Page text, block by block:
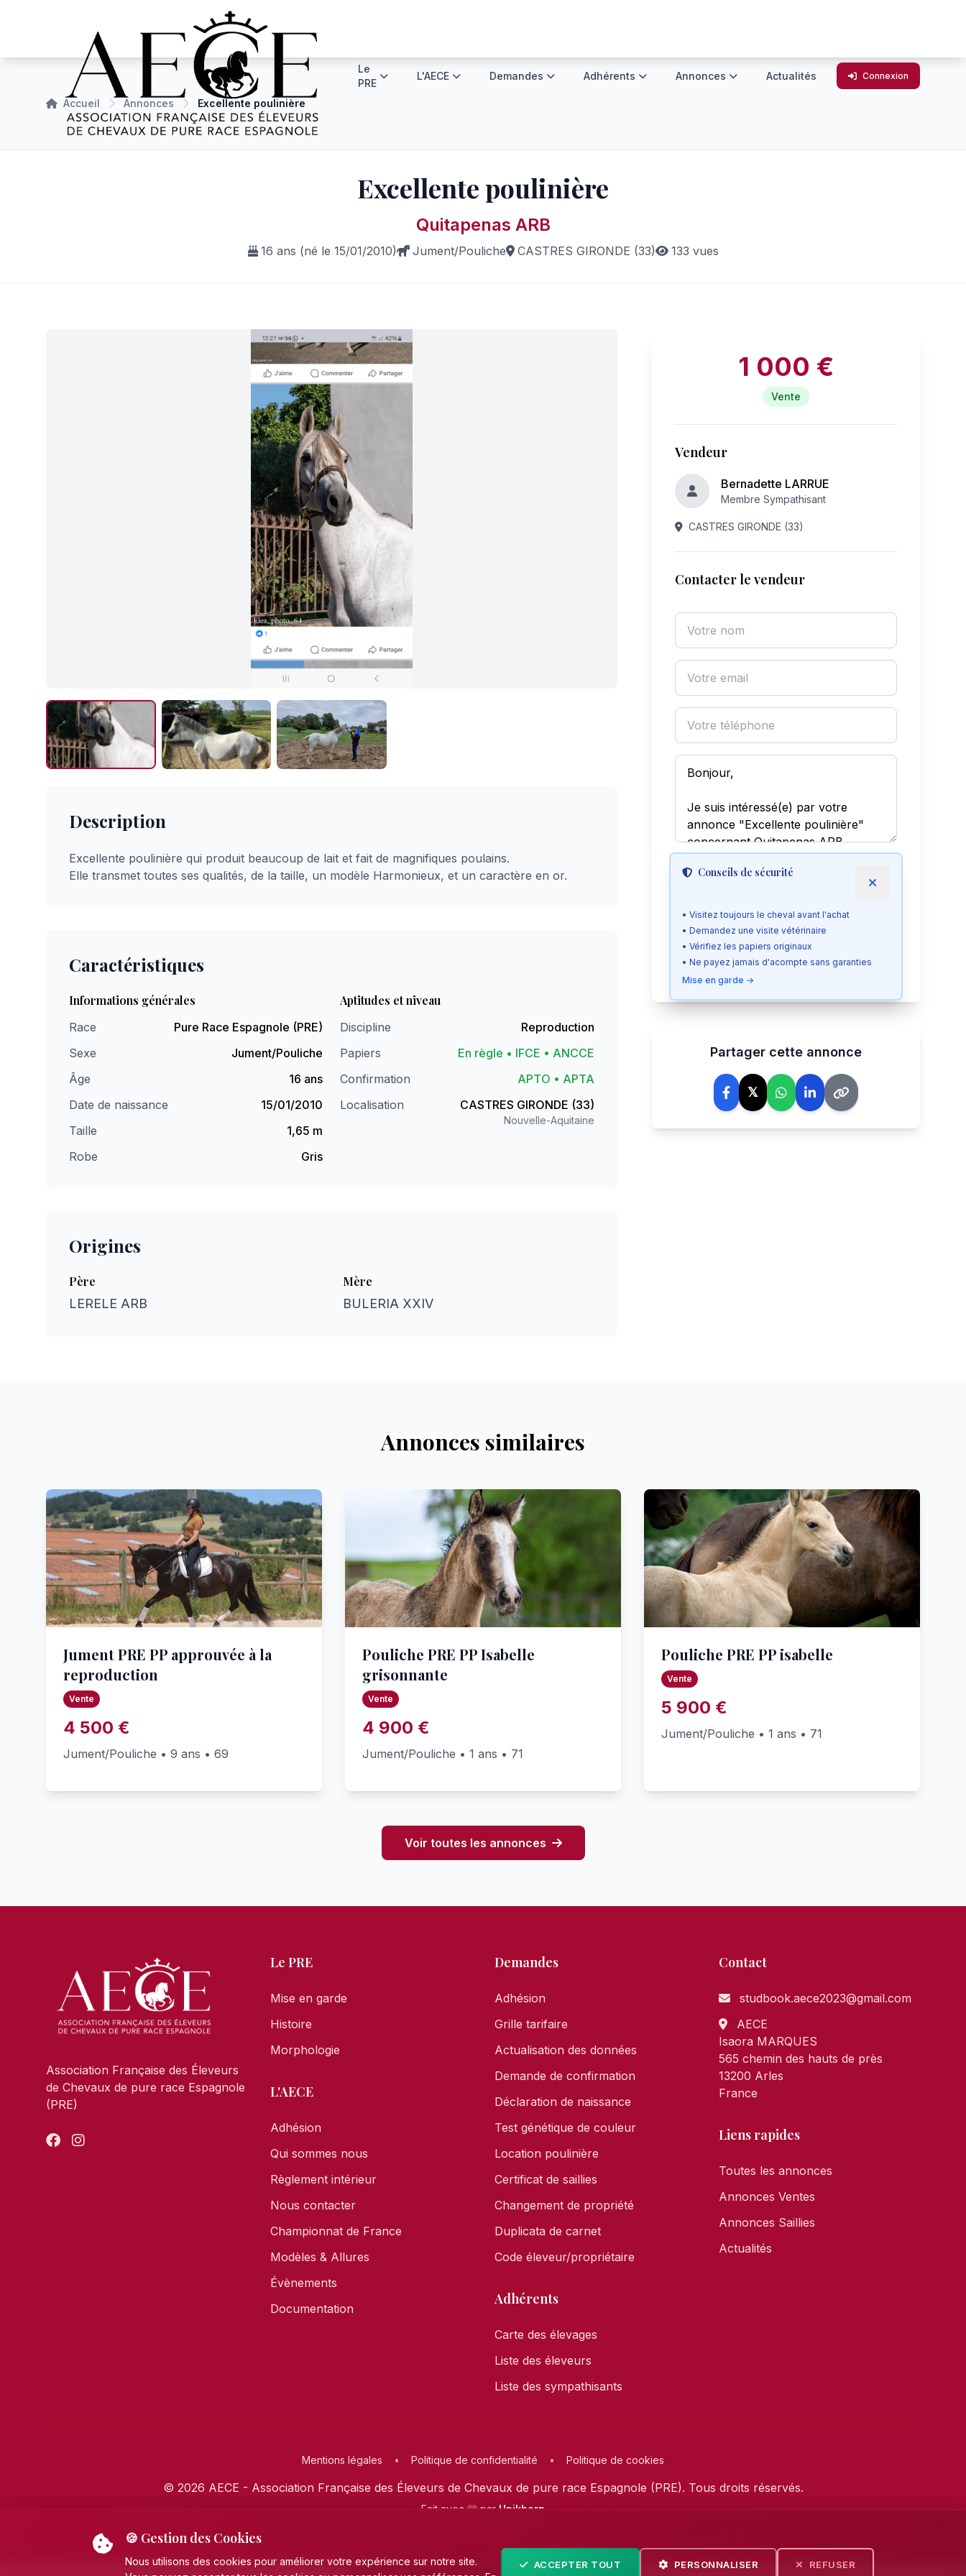
Le
PRE
L'AECE Demandes Adhérents Annonces Actualités Connexion
Accueil Annonces Excellente poulinière
Excellente poulinière
Quitapenas ARB
16 ans (né le 15/01/2010) Jument/Pouliche CASTRES GIRONDE (33) 133 vues
Description
Excellente poulinière qui produit beaucoup de lait et fait de magnifiques poulains.
Elle transmet toutes ses qualités, de la taille, un modèle Harmonieux, et un caractère en or.
Caractéristiques
Informations générales
Race
Pure Race Espagnole (PRE)
Sexe
Jument/Pouliche
Âge
16 ans
Date de naissance
15/01/2010
Taille
1,65 m
Robe
Gris
Aptitudes et niveau
Discipline
Reproduction
Papiers
En règle • IFCE • ANCCE
Confirmation
APTO • APTA
Localisation
CASTRES GIRONDE (33)
Nouvelle-Aquitaine
Origines
Père
LERELE ARB
Mère
BULERIA XXIV
1 000 €
Vente
Vendeur
Bernadette LARRUE
Membre Sympathisant
CASTRES GIRONDE (33)
Contacter le vendeur
Envoyer le message
Conseils de sécurité
• Visitez toujours le cheval avant l'achat
• Demandez une visite vétérinaire
• Vérifiez les papiers originaux
• Ne payez jamais d'acompte sans garanties
Mise en garde →
Voir le téléphone
Signaler cette annonce
Partager cette annonce
𝕏
Annonces similaires
Jument PRE PP approuvée à la
reproduction
Vente
4 500 €
Jument/Pouliche • 9 ans • 69
Pouliche PRE PP Isabelle
grisonnante
Vente
4 900 €
Jument/Pouliche • 1 ans • 71
Pouliche PRE PP isabelle
Vente
5 900 €
Jument/Pouliche • 1 ans • 71
Voir toutes les annonces
Association Française des Éleveurs
de Chevaux de pure race Espagnole
(PRE)
Le PRE
Mise en garde
Histoire
Morphologie
L'AECE
Adhésion
Qui sommes nous
Règlement intérieur
Nous contacter
Championnat de France
Modèles & Allures
Évènements
Documentation
Demandes
Adhésion
Grille tarifaire
Actualisation des données
Demande de confirmation
Déclaration de naissance
Test génétique de couleur
Location poulinière
Certificat de saillies
Changement de propriété
Duplicata de carnet
Code éleveur/propriétaire
Adhérents
Carte des élevages
Liste des éleveurs
Liste des sympathisants
Contact
studbook.aece2023@gmail.com
AECE
Isaora MARQUES
565 chemin des hauts de près
13200 Arles
France
Liens rapides
Toutes les annonces
Annonces Ventes
Annonces Saillies
Actualités
Mentions légales • Politique de confidentialité • Politique de cookies
© 2026 AECE - Association Française des Éleveurs de Chevaux de pure race Espagnole (PRE). Tous droits réservés.
Fait avec par Unikhorn
🍪 Gestion des Cookies
Nous utilisons des cookies pour améliorer votre expérience sur notre site.
ACCEPTER TOUT PERSONNALISER REFUSER